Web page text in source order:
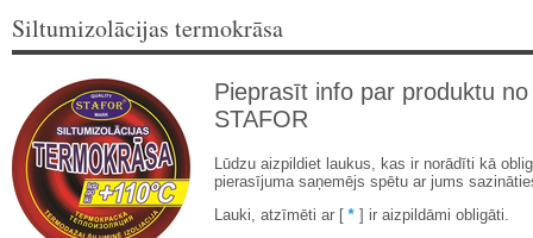
Siltumizolācijas termokrāsa
Pieprasīt info par produktu no
STAFOR
Lūdzu aizpildiet laukus, kas ir norādīti kā
pierasījuma saņemējs spētu ar jums
Lauki, atzīmēti ar [ * ] ir aizpildāmi obligāti.